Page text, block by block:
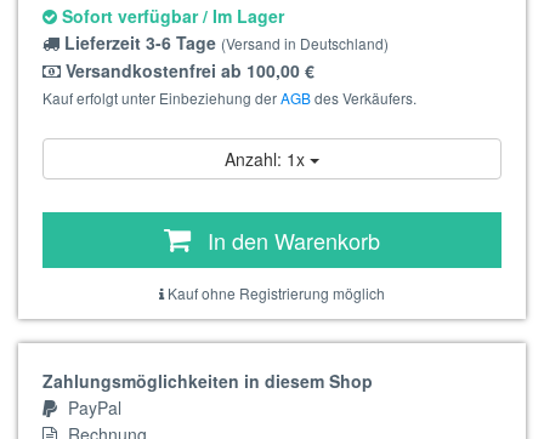
Sofort verfügbar / Im Lager
Lieferzeit 3-6 Tage (Versand in Deutschland)
Versandkostenfrei ab 100,00 €
Kauf erfolgt unter Einbeziehung derAGBdes Verkäufers.
Anzahl: 1x
In den Warenkorb
Kauf ohne Registrierung möglich
Zahlungsmöglichkeiten in diesem Shop
PayPal
Rechnung